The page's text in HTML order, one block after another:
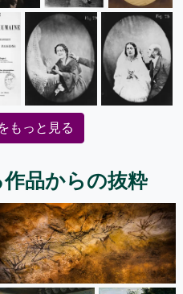
もっと見る
品からの抜粋